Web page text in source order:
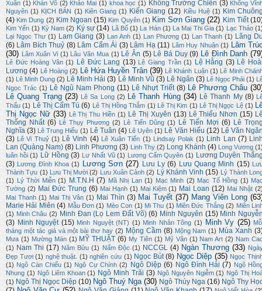
Xuân (1) Khán Võ (2) Khảo Mai (1) khoa học (1) Khổng Trường Chiến (3) Khổng
Nguyên (1) KỊCH BẢN (1) Kiên Giang (1) Kiến Giang (12) Kiều Huệ (1) Kim
(4) Kim Dung (2) Kim Ngoan (15) Kim Quyên (1) Kim Sơn Giang (22) Kim Tiết
Kim Yến (1) Kỳ Nam (2) Ký sự (14) Lã Bố (1) La Hán (1) La Mai Thi Gia (1) Lạc Thảo
Lại Ngọc Thư (1) Lam Giang (3) Lan Anh (1) Lan Phương (1) Lan Thanh (1) Lãng
(6) Lâm Bích Thuỷ (8) Lâm Cẩm Ái (3) Lâm Hạ (11) Lâm Huy Nhuận (1) Lâm
(30) Lâm Xuân Vi (1) Lâu Văn Mua (1) Lê Ân (5) Lê Bá Duy (9) Lê Đình Danh
Lê Đức Hoàng Vân (1) Lê Đức Lang (13) Lê Giang Trần (1) Lệ Hằng (3) Lê
Lương (4) Lê Hoàng (2) Lê Hứa Huyền Trân (39) Lê Khánh Luận (1) Lê Minh
(1) Lê Minh Dung (2) Lê Minh Hải (3) Lê Minh Vũ (3) Lê Ngân (3) Lê Ngọc Phái (1)
Ngọc Trác (1) Lê Ngũ Nam Phong (11) Lê Nhựt Triết (8) Lê Phương Châu
Lê Quang Trạng (23) Lê Sa Long (2) Lê Thanh Hùng (34) Lê Thanh My (8)
Thấu (1) Lê Thị Cẩm Tú (6) Lê Thị Hồng Thắm (1) Lê Thị Kim (1) Lê Thị Ngọc Lệ (1)
Thị Ngọc Nữ (33) Lê Thị Thu Hiền (1) Lê Thị Xuyên (13) Lê Thiếu Nhơn (15)
Thống Nhất (6) Lê Thụy Phương (2) Lê Tiến Dũng (1) Lê Tiến Mợi (6) Lê
Nghĩa (3) Lê Trung Hiếu (1) Lê Tuân (4) Lê Uyên (1) Lê Văn Hiếu (12) Lê Văn
(3) Lê Vi Thuỷ (1) Lê Vinh (4) Lê Xuân Tiến (1) Lindsay Polak (1) Linh Lan (7)
Lan (Quảng Nam) (8) Linh Phương (3) Linh Thy (2) Long Khánh (4) Long Vương
luân hồi (1) Lữ Hồng (3) Lư Nhất Vũ (1) Lương Cẩm Quyên (1) Lương Duyên
(3) Lương Đình Khoa (1) Lương Sơn (27) Lưu Ly (6) Lưu Quang Minh (15)
Thành Tựu (1) Lưu Thị Mười (2) Lưu Xuân Cảnh (2) Lý Khánh Vinh (15) Lý Thành
(1)
Lý Thời Miễn (1) M.T.N.H (7) Mã Nhị Lan (1) Mạc Minh (2) Mạc Tố Hồng (1)
Tường (2) Mai Đức Trung (6) Mai Hạnh (1) Mai Kiệm (1) Mai Loan (12) Mai Nhật
Mai Thanh (1) Mai Thị Vân (1) Mai Thìn (3) Mai Tuyết (37) Mang Viên Long
Marie Hải Miên (4) Mẫu Đơn (1) Mèo Con (1) Mi Thu (1) Miên Đức Thắng (2) Miên
(1) Minh Châu (2) Minh Đan (Lọ Lem Đất Võ) (6) Minh Nguyên (15) Minh
(3) Minh Nguyệt (15) Minh Nguyệt (NT) (1) Minh Nhân Tông (1) Minh Vy (25)
tháng một tác giả và một bài thơ hay (2) Mộng Cầm (8) Mộng Nam (1) Mùa Xanh
Mưa (1) Mường Mán (1) MỸ THUẬT (6) My Tiên (1) Mỹ Vân (1) Nam Art (2) Nam
(1) Nam Thi (17) Năm Bửu (1) Nấm Độc (1) NCCGL (4) Ngàn Thương (33)
Đẹp Tươi (1) nghệ thuật. (1) nghiên cứu (1) Ngọc Bút (8) Ngọc Diệp (35) Ngọc
(1) Ngô Càn Chiểu (1) Ngô Cự Chính (2) Ngô Diệp (6) Ngô Đình Hải (7) Ngô
Nhung (1) Ngô Liêm Khoan (1) Ngô Minh Trãi (3) Ngô Nguyên Ngiễm (1) Ngô Thị
(1) Ngô Thị Ngọc Diệp (10) Ngô Thuý Nga (30) Ngô Thúy Nga (16) Ngô Thy